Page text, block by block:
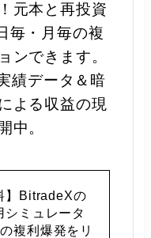
元本と再投資
毎・月毎の複
ンできます。
績データ＆暗
よる収益の現
中。
】BitradeXの
シミュレータ
複利爆発をリ